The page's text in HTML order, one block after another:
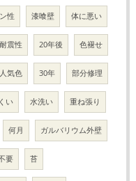
性 漆喰壁 体に悪い
耐震性 20年後 色褪せ
人気色 30年 部分修理
い 水洗い 重ね張り
何月 ガルバリウム外壁
要 苔